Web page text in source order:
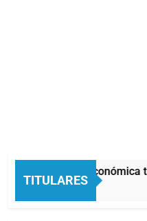
TITULARES
La crisis económica
5 Horas Atrás